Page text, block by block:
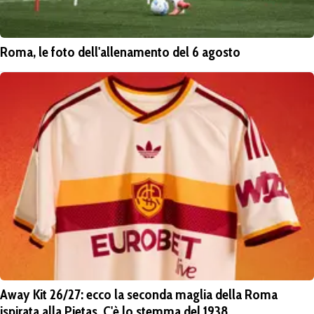
Roma, le foto dell'allenamento del 6 agosto
Away Kit 26/27: ecco la seconda maglia della Roma